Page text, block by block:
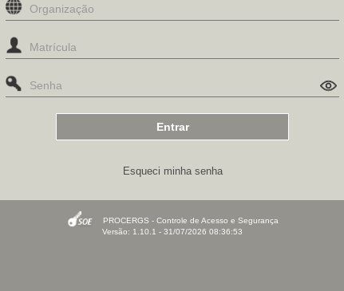
Esqueci minha senha
PROCERGS - Controle de Acesso e Segurança
Versão: 1.10.1 - 31/07/2026 08:36:53